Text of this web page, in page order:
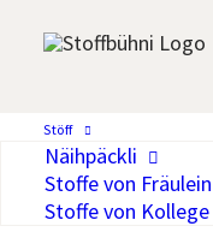
Stöff
Näihpäckli
Stoffe von
Stoffe von Kollege